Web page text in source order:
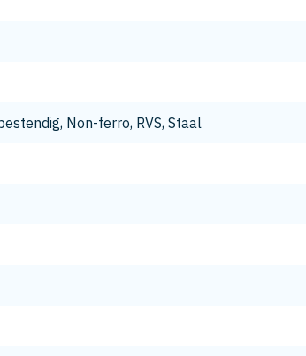
Non-ferro, RVS, Staal